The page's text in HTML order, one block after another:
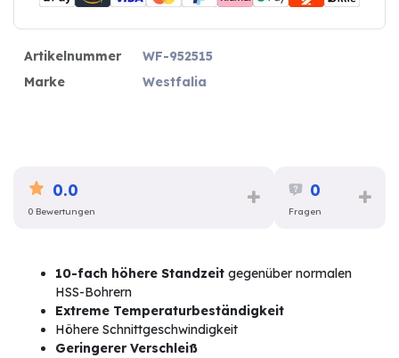
Artikelnummer
WF-952515
Marke
Westfalia
0.0
0 Bewertungen
0
Fragen
10-fach höhere Standzeit gegenüber normalen
HSS-Bohrern
Extreme Temperaturbeständigkeit
Höhere Schnittgeschwindigkeit
Geringerer Verschleiß